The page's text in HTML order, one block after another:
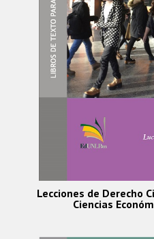
Lecciones de Derecho
Ciencias